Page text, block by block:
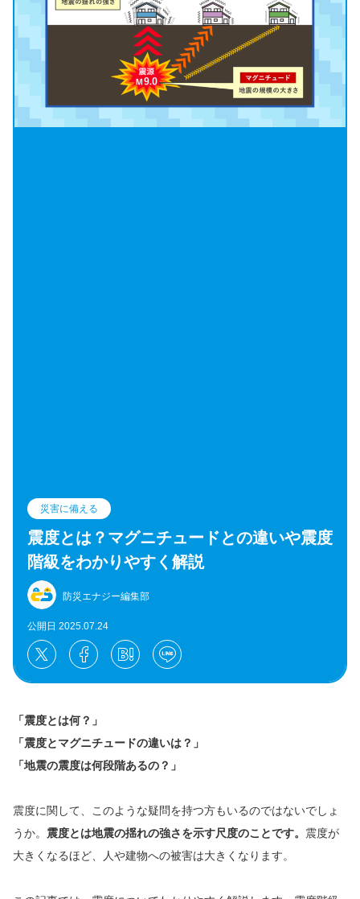
災害に備える
震度とは？マグニチュードとの違いや震度
階級をわかりやすく解説
防災エナジー編集部
公開日 2025.07.24
「震度とは何？」
「震度とマグニチュードの違いは？」
「地震の震度は何段階あるの？」
震度に関して、このような疑問を持つ方もいるのではないでしょ
うか。 震度とは地震の揺れの強さを示す尺度のことです。 震度が
大きくなるほど、人や建物への被害は大きくなります。